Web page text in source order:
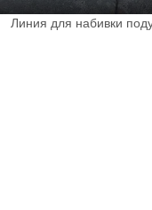
Линия для набивки